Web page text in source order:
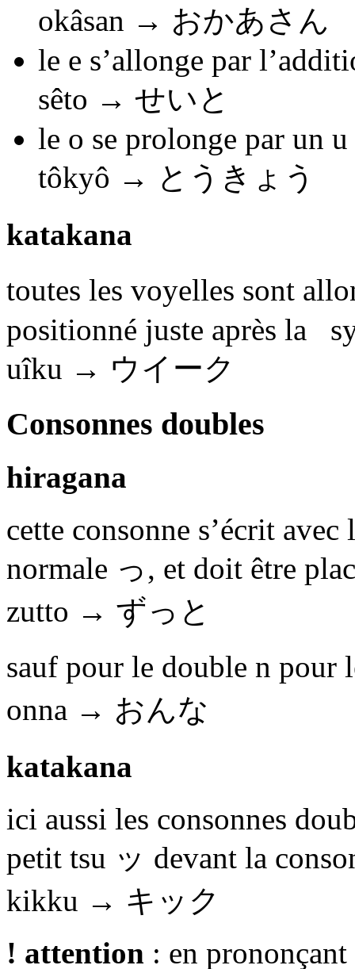
okâsan → おかあさん
le e s’allonge par
sêto → せいと
le o se prolonge par un u
tôkyô → とうきょう
katakana
toutes les voyelles sont
positionné juste après la
uîku → ウイーク
Consonnes doubles
hiragana
cette consonne s’écrit
normale っ, et doit être
zutto → ずっと
sauf pour le double n
onna → おんな
katakana
ici aussi les consonnes
petit tsu ッ devant la
kikku → キック
! attention : en